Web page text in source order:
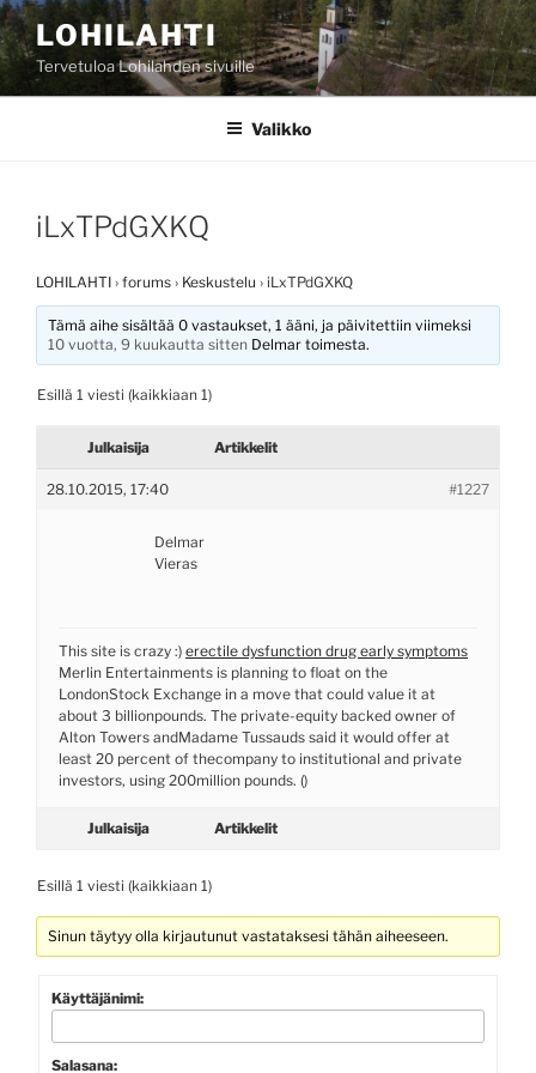
Siirry
sisältöönLOHILAHTI
Tervetuloa Lohilahden sivuille
Valikko
iLxTPdGXKQ
LOHILAHTI › forums › Keskustelu › iLxTPdGXKQ
Tämä aihe sisältää 0 vastaukset, 1 ääni, ja päivitettiin viimeksi
10 vuotta, 9 kuukautta sitten Delmar toimesta.
Esillä 1 viesti (kaikkiaan 1)
Julkaisija Artikkelit
28.10.2015, 17:40 #1227
Delmar
Vieras
This site is crazy :) erectile dysfunction drug early symptoms
Merlin Entertainments is planning to float on the
LondonStock Exchange in a move that could value it at
about 3 billionpounds. The private-equity backed owner of
Alton Towers andMadame Tussauds said it would offer at
least 20 percent of thecompany to institutional and private
investors, using 200million pounds. ()
Julkaisija Artikkelit
Esillä 1 viesti (kaikkiaan 1)
Sinun täytyy olla kirjautunut vastataksesi tähän aiheeseen.
Käyttäjänimi:
Salasana: